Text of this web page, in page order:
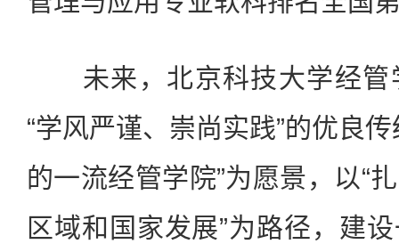
未来，北京科技大学经管
“学风严谨、崇尚实践”的优良
的一流经管学院”为愿景，以“
区域和国家发展”为路径，建